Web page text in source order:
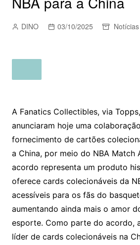
DINO 03/10/2025
A Fanatics Collectibles, via
anunciaram hoje uma
fornecimento de cartões
a China, por meio do NBA Match
acordo representa um produto
oferece cards colecionáveis ​​da
acessíveis para os fãs do
aumentando ainda mais o amor
esporte. Como parte do acordo,
líder de cards colecionáveis ​​na